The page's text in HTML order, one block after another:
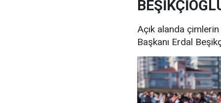
Açık alanda
Başkanı Erdal